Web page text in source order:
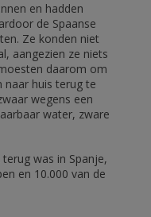
en hadden
de Spaanse
Ze konden niet
aangezien ze niets
daarom om
naar huis terug te
wegens een
water, zware
was in Spanje,
en 10.000 van de